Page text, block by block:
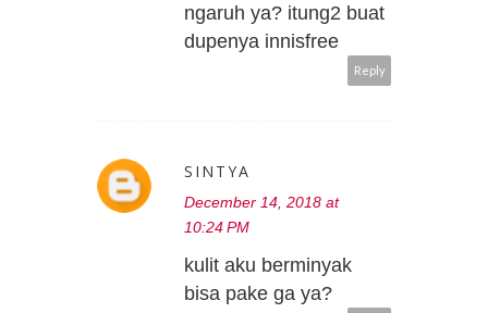
ngaruh ya? itung2 buat
dupenya innisfree
Reply
SINTYA
December 14, 2018 at
10:24 PM
kulit aku berminyak
bisa pake ga ya?